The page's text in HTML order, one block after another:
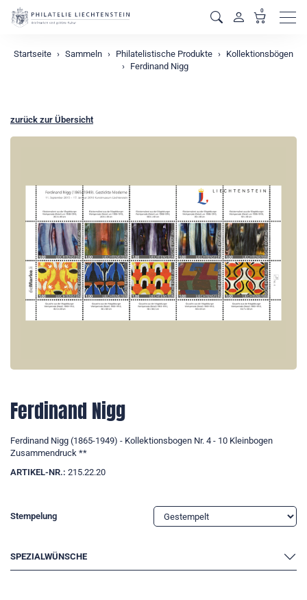
0
Startseite Sammeln Philatelistische Produkte
Kollektionsbögen
Ferdinand Nigg
zurück zur Übersicht
Ferdinand Nigg
Ferdinand Nigg (1865-1949) - Kollektionsbogen Nr. 4 - 10 Kleinbogen
Zusammendruck **
ARTIKEL-NR.: 215.22.20
Stempelung
SPEZIALWÜNSCHE